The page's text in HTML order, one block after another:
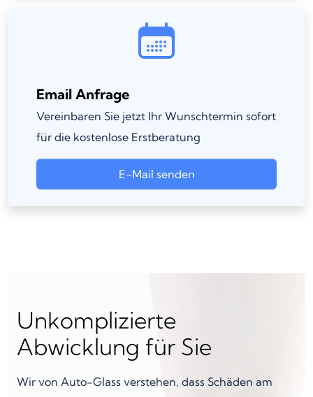
Email Anfrage
Vereinbaren Sie jetzt Ihr Wunschtermin sofort
für die kostenlose Erstberatung
E-Mail senden
Unkomplizierte
Abwicklung für Sie
Wir von Auto-Glass verstehen, dass Schäden am